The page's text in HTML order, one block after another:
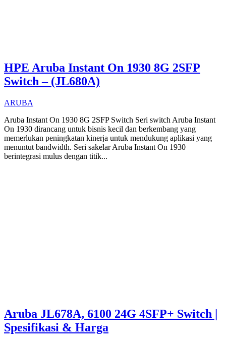
HPE Aruba Instant On 1930 8G 2SFP
Switch – (JL680A)
ARUBA
Aruba Instant On 1930 8G 2SFP Switch Seri switch Aruba Instant
On 1930 dirancang untuk bisnis kecil dan berkembang yang
memerlukan peningkatan kinerja untuk mendukung aplikasi yang
menuntut bandwidth. Seri sakelar Aruba Instant On 1930
berintegrasi mulus dengan titik...
Aruba JL678A, 6100 24G 4SFP+ Switch |
Spesifikasi & Harga